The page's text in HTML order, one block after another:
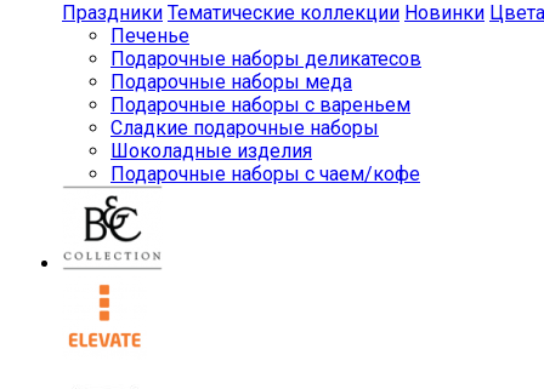
Праздники Тематические коллекции Новинки Цвета
Печенье
Подарочные наборы деликатесов
Подарочные наборы меда
Подарочные наборы с вареньем
Сладкие подарочные наборы
Шоколадные изделия
Подарочные наборы с чаем/кофе